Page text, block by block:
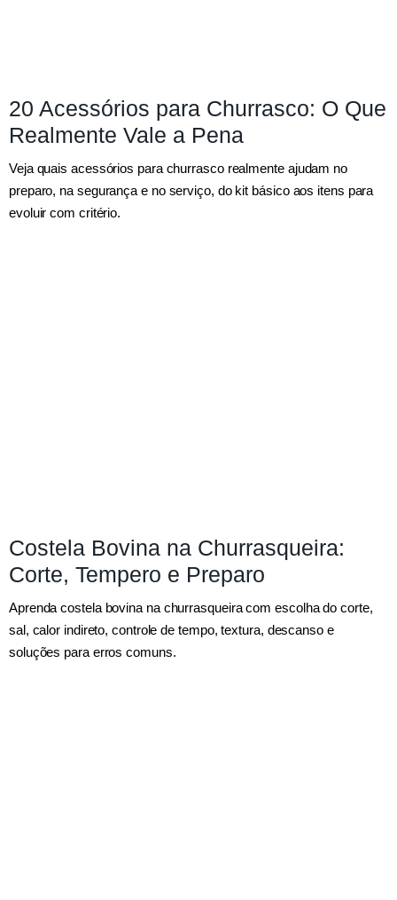
20 Acessórios para Churrasco: O Que
Realmente Vale a Pena
Veja quais acessórios para churrasco realmente ajudam no
preparo, na segurança e no serviço, do kit básico aos itens para
evoluir com critério.
Costela Bovina na Churrasqueira:
Corte, Tempero e Preparo
Aprenda costela bovina na churrasqueira com escolha do corte,
sal, calor indireto, controle de tempo, textura, descanso e
soluções para erros comuns.